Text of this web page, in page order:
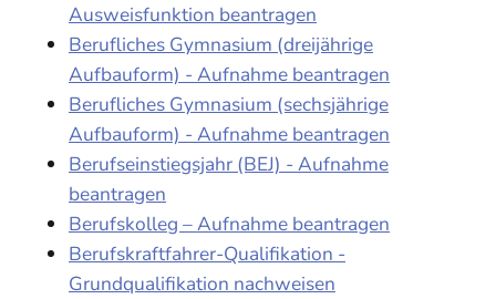
Ausweisfunktion beantragen
Berufliches Gymnasium (dreijährige
Aufbauform) - Aufnahme beantragen
Berufliches Gymnasium (sechsjährige
Aufbauform) - Aufnahme beantragen
Berufseinstiegsjahr (BEJ) - Aufnahme
beantragen
Berufskolleg – Aufnahme beantragen
Berufskraftfahrer-Qualifikation -
Grundqualifikation nachweisen